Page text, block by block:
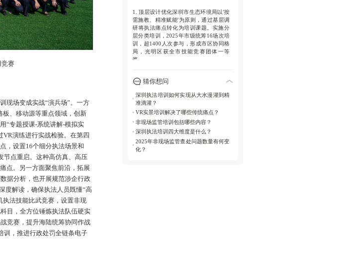
竞赛
现场变成实战“演兵场”。一方
板、移动源等重点领域，创新
“专题授课-系统讲解-模拟实
演练进行实战检验。在第四
，设置16个细分执法场景和
节点重启。这种高仿真、高压
点。另一方面聚焦前沿，拓展
据分析，也开展规范涉企行政
度解读，确保执法人员既懂“高
执法技能比武竞赛，设置非现
目，全方位锤炼执法队伍硬实
竞赛，提升海陆统筹协同作战
训，推进行政处罚全链条电子
1.顶层设计优化深圳市生态环境局以'按
需施教、精准赋能'为原则，通过基层调
研将执法痛点转化为培训课题。实施分
层分类培训，2025年市级统筹16场次培
训，超1400人次参与，形成市区协同格
局，光明区获全市技能竞赛团体一等
奖。
式，2025年举办四期专项培训，设置113
了'痛点；同步开展无人机操作和非现场
监管培训，龙华区、盐田区举办技能比
武，强化高科技执法能力。
3.多维体系整合构建基础、科技、攻
坚、实战四大维度。基础维度注重案卷
规范，南山区按月考核；科技维度应用
信息化工具，龙华区培训新装备；攻坚
猜你想问
深圳执法培训如何实现从大水漫灌到精
准滴灌？
VR实景培训解决了哪些传统痛点？
非现场监管培训包括哪些内容？
深圳执法培训四大维度是什么？
2025年非现场监管查处问题数量有何变
化？